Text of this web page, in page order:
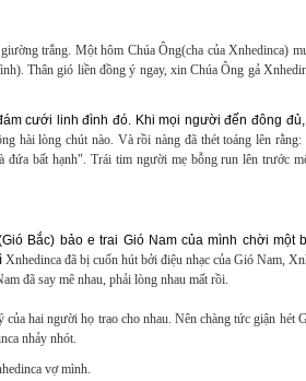
trắng. Một hôm Chúa Ông(cha của Xnhedinca)
Thân gió liền đồng ý ngay, xin Chúa Ông gả
cưới linh đình đó. Khi mọi người đến đông
hài lòng chút nào. Và rồi nàng đã thét toáng lên rằng:
đứa bất hạnh". Trái tim người mẹ bỗng run lên trước
Bắc) bảo e trai Gió Nam của mình chời một
Xnhedinca đã bị cuốn hút bởi điệu nhạc của Gió Nam,
đã say mê nhau, phải lòng nhau mất rồi.
hai người họ trao cho nhau. Nên chàng tức giận hét
nhảy nhót.
vợ mình.